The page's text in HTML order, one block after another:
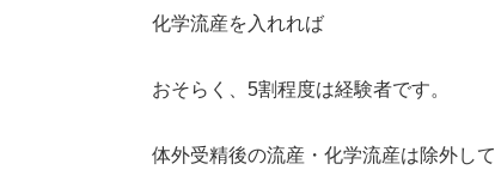
化学流産を入れれば
おそらく、5割程度は経験者です。
体外受精後の流産・化学流産は除外して